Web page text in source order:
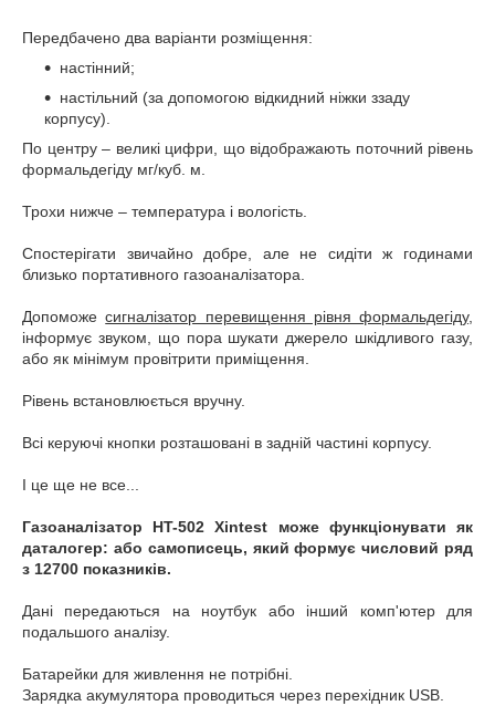
Передбачено два варіанти розміщення:
настінний;
настільний (за допомогою відкидний ніжки ззаду
корпусу).
По центру – великі цифри, що відображають поточний рівень
формальдегіду мг/куб. м.
Трохи нижче – температура і вологість.
Спостерігати звичайно добре, але не сидіти ж годинами
близько портативного газоаналізатора.
Допоможесигналізатор перевищення рівня формальдегіду,
інформує звуком, що пора шукати джерело шкідливого газу,
або як мінімум провітрити приміщення.
Рівень встановлюється вручну.
Всі керуючі кнопки розташовані в задній частині корпусу.
І це ще не все...
Газоаналізатор HT-502 Xintest може функціонувати як
даталогер: або самописець, який формує числовий ряд
з 12700 показників.
Дані передаються на ноутбук або інший комп'ютер для
подальшого аналізу.
Батарейки для живлення не потрібні.
Зарядка акумулятора проводиться через перехідник USB.